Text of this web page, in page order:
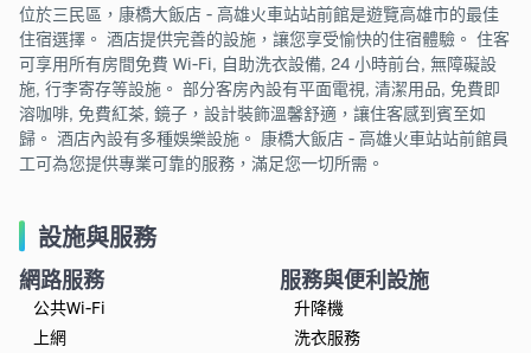
位於三民區，康橋大飯店 - 高雄火車站站前館是遊覽高雄市的最佳
住宿選擇。 酒店提供完善的設施，讓您享受愉快的住宿體驗。 住客
可享用所有房間免費 Wi-Fi, 自助洗衣設備, 24 小時前台, 無障礙設
施, 行李寄存等設施。 部分客房內設有平面電視, 清潔用品, 免費即
溶咖啡, 免費紅茶, 鏡子，設計裝飾溫馨舒適，讓住客感到賓至如
歸。 酒店內設有多種娛樂設施。 康橋大飯店 - 高雄火車站站前館員
工可為您提供專業可靠的服務，滿足您一切所需。
設施與服務
網路服務
公共Wi-Fi
上網
服務與便利設施
升降機
洗衣服務